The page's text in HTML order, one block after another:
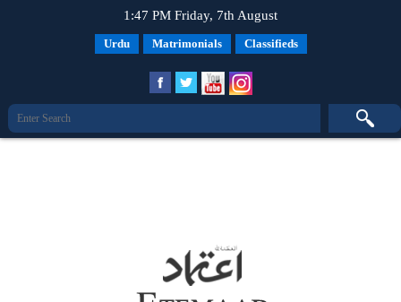
1:47 PM Friday, 7th August
Urdu Matrimonials Classifieds